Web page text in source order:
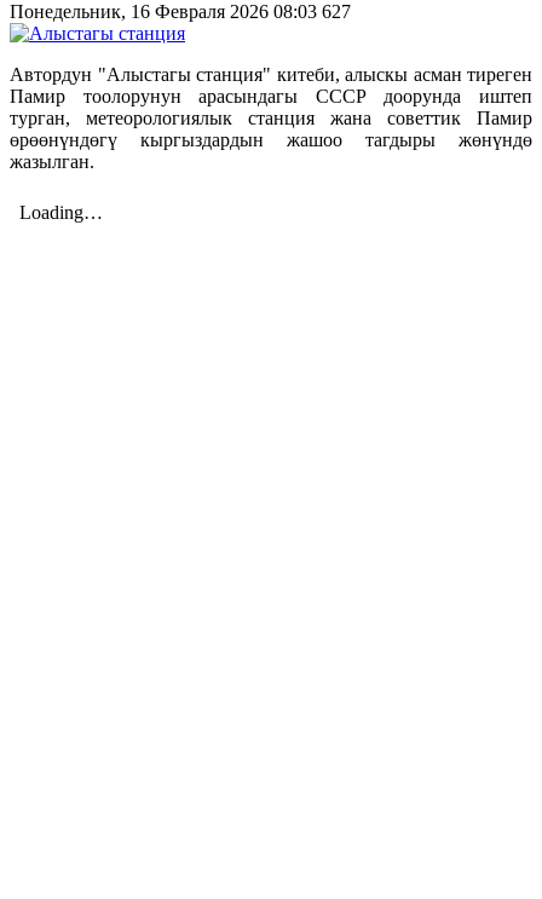
Понедельник, 16 Февраля 2026 08:03 627
Автордун "Алыстагы станция" китеби, алыскы асман тиреген
Памир тоолорунун арасындагы СССР доорунда иштеп
турган, метеорологиялык станция жана советтик Памир
өрөөнүндөгү кыргыздардын жашоо тагдыры жөнүндө
жазылган.